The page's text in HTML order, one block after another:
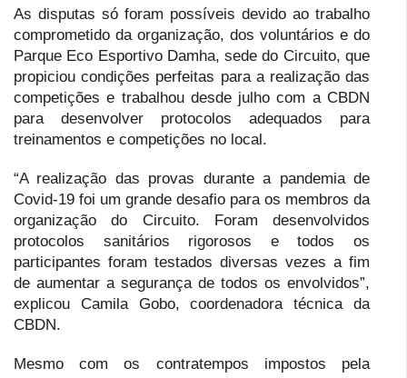
As disputas só foram possíveis devido ao trabalho
comprometido da organização, dos voluntários e do
Parque Eco Esportivo Damha, sede do Circuito, que
propiciou condições perfeitas para a realização das
competições e trabalhou desde julho com a CBDN
para desenvolver protocolos adequados para
treinamentos e competições no local.
“A realização das provas durante a pandemia de
Covid-19 foi um grande desafio para os membros da
organização do Circuito. Foram desenvolvidos
protocolos sanitários rigorosos e todos os
participantes foram testados diversas vezes a fim
de aumentar a segurança de todos os envolvidos”,
explicou Camila Gobo, coordenadora técnica da
CBDN.
Mesmo com os contratempos impostos pela